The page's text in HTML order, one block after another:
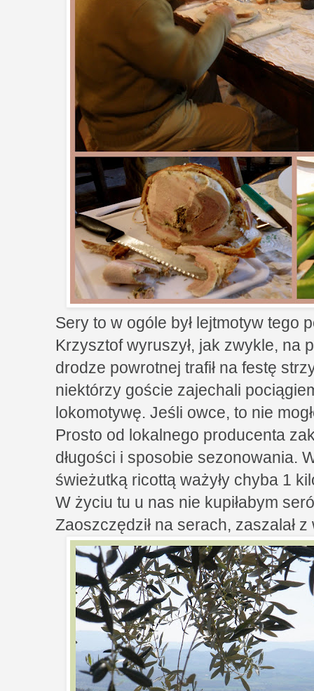
Sery to w ogóle był lejtmotyw tego
Krzysztof wyruszył, jak zwykle, na
drodze powrotnej trafił na festę
niektórzy goście zajechali
lokomotywę. Jeśli owce, to nie
Prosto od lokalnego producenta
długości i sposobie sezonowania.
świeżutką ricottą ważyły chyba 1
W życiu tu u nas nie kupiłabym
Zaoszczędził na serach, zaszalał z